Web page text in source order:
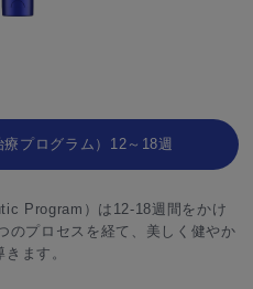
プログラム）12～18週
Program）は12-18週間をかけ
のプロセスを経て、美しく健やか
ます。